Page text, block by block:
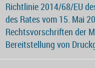
Richtlinie 2014/68/EU
des Rates vom 15. Mai
Rechtsvorschriften der
Bereitstellung von